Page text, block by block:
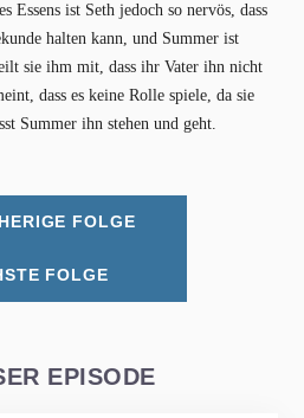
Essens ist Seth jedoch so nervös, dass
halten kann, und Summer ist
sie ihm mit, dass ihr Vater ihn nicht
dass es keine Rolle spiele, da sie
Summer ihn stehen und geht.
FOLGE
FOLGE
EPISODE